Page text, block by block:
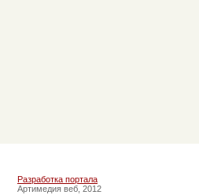
Разработка портала
Артимедия веб, 2012